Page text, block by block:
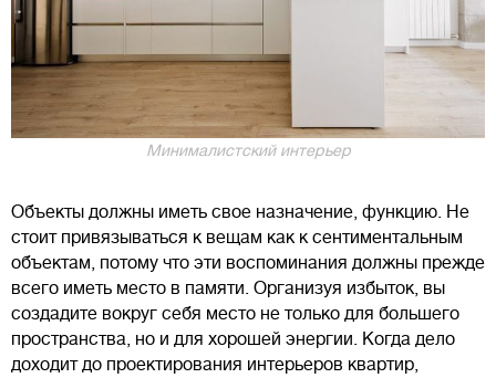
Минималистский интерьер
Объекты должны иметь свое назначение, функцию. Не
стоит привязываться к вещам как к сентиментальным
объектам, потому что эти воспоминания должны прежде
всего иметь место в памяти. Организуя избыток, вы
создадите вокруг себя место не только для большего
пространства, но и для хорошей энергии. Когда дело
доходит до проектирования интерьеров квартир,